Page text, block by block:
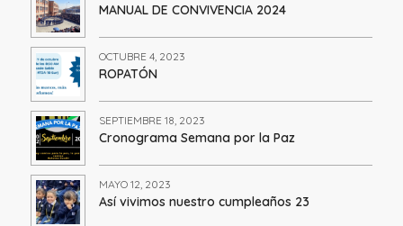
MANUAL DE CONVIVENCIA 2024
OCTUBRE 4, 2023
ROPATÓN
SEPTIEMBRE 18, 2023
Cronograma Semana por la Paz
MAYO 12, 2023
Así vivimos nuestro cumpleaños 23